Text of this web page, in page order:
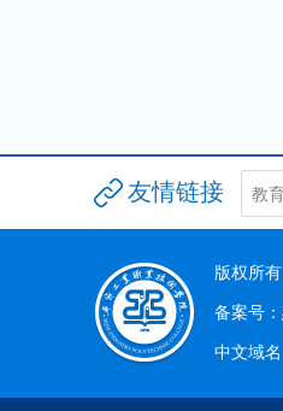
友情链接
教
贵
贵
高
版权所
备案号
中文域